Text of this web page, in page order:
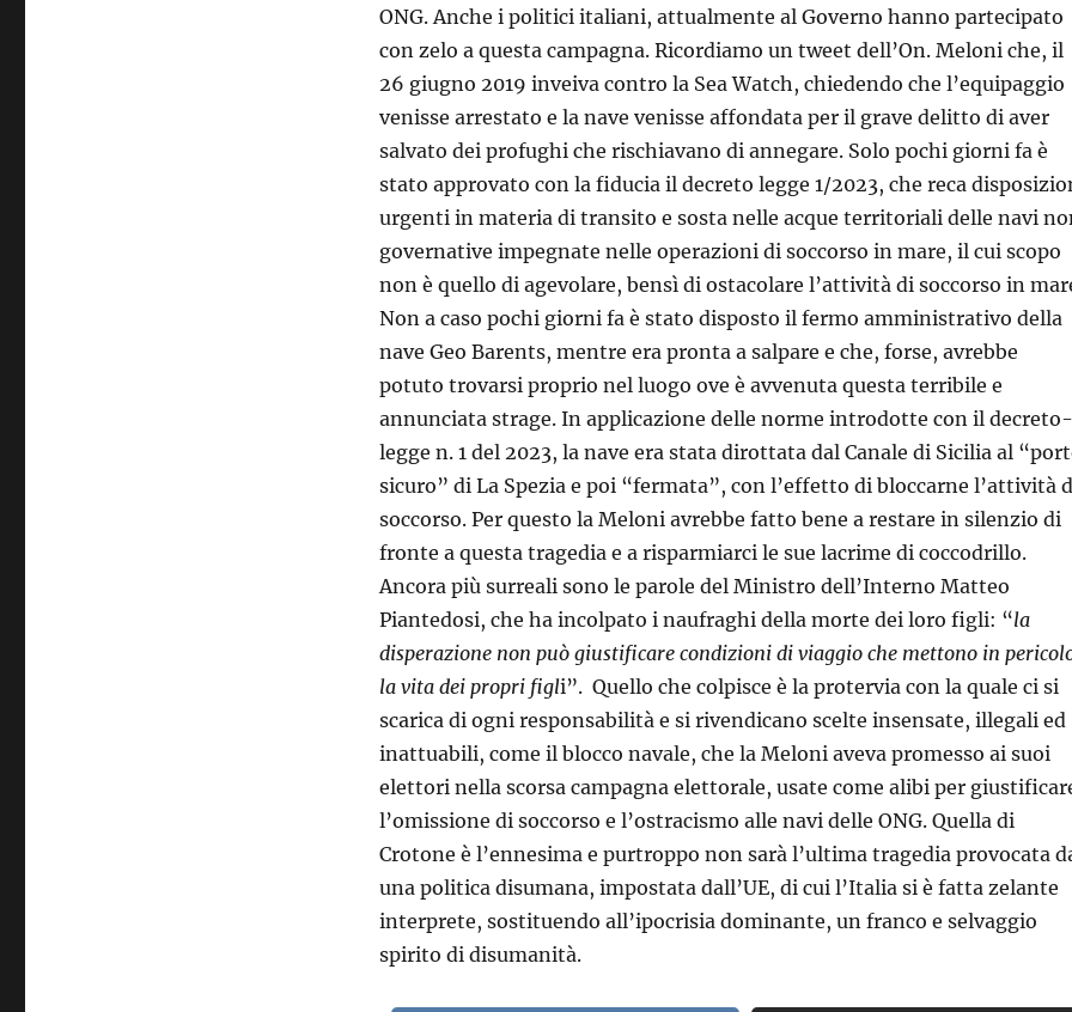
ONG. Anche i politici italiani, attualmente al Governo hanno partecipato
con zelo a questa campagna. Ricordiamo un tweet dell’On. Meloni che, il
26 giugno 2019 inveiva contro la Sea Watch, chiedendo che l’equipaggio
venisse arrestato e la nave venisse affondata per il grave delitto di aver
salvato dei profughi che rischiavano di annegare. Solo pochi giorni fa è
stato approvato con la fiducia il decreto legge 1/2023, che reca
urgenti in materia di transito e sosta nelle acque territoriali delle navi
governative impegnate nelle operazioni di soccorso in mare, il cui scopo
non è quello di agevolare, bensì di ostacolare l’attività di soccorso in
Non a caso pochi giorni fa è stato disposto il fermo amministrativo della
nave Geo Barents, mentre era pronta a salpare e che, forse, avrebbe
potuto trovarsi proprio nel luogo ove è avvenuta questa terribile e
annunciata strage. In applicazione delle norme introdotte con il decreto-
legge n. 1 del 2023, la nave era stata dirottata dal Canale di Sicilia al
sicuro” di La Spezia e poi “fermata”, con l’effetto di bloccarne l’attività
soccorso. Per questo la Meloni avrebbe fatto bene a restare in silenzio di
fronte a questa tragedia e a risparmiarci le sue lacrime di coccodrillo.
Ancora più surreali sono le parole del Ministro dell’Interno Matteo
Piantedosi, che ha incolpato i naufraghi della morte dei loro figli: “la
disperazione non può giustificare condizioni di viaggio che mettono in
la vita dei propri figli”. Quello che colpisce è la protervia con la quale ci si
scarica di ogni responsabilità e si rivendicano scelte insensate, illegali ed
inattuabili, come il blocco navale, che la Meloni aveva promesso ai suoi
elettori nella scorsa campagna elettorale, usate come alibi per
l’omissione di soccorso e l’ostracismo alle navi delle ONG. Quella di
Crotone è l’ennesima e purtroppo non sarà l’ultima tragedia provocata
una politica disumana, impostata dall’UE, di cui l’Italia si è fatta zelante
interprete, sostituendo all’ipocrisia dominante, un franco e selvaggio
spirito di disumanità.